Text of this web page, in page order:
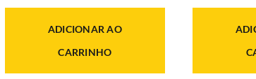
ADICIONAR AO
CARRINHO